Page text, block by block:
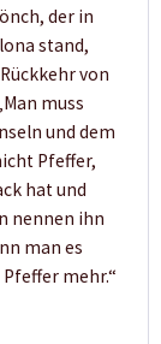
der in
stand,
von
muss
und dem
Pfeffer,
hat und
nennen ihn
man es
mehr.“